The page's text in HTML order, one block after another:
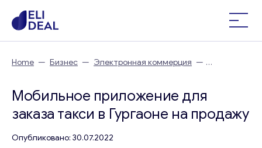
Home — Бизнес — Электронная коммерция —
Мобильное приложение для
заказа такси в Гургаоне на продажу
Опубликовано: 30.07.2022